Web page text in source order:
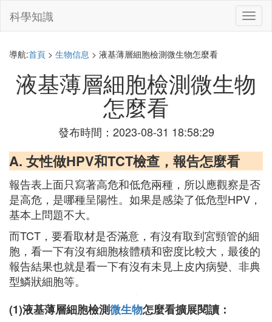
切
換
科學知識
導航:首頁 > 生物信息 > 液基薄層細胞檢測微生物怎麼看
液基薄層細胞檢測微生物
怎麼看
發布時間：2023-08-31 18:58:29
A. 女性做HPV和TCT檢查，報告怎麼看
報告表上面只寫著高危和低危兩種，所以應觀察是否
是高危，是哪種呈陽性。如果是感染了低危型HPV，
基本上問題不大。
而TCT，要看取材是否滿意，有沒有取到宮頸管的細
胞，看一下有沒有細胞核體積和密度比較大，最後的
報告結果也就是看一下有沒有未見上皮內病變、非典
型鱗狀細胞等。
(1)液基薄層細胞檢測微生物怎麼看擴展閱讀：